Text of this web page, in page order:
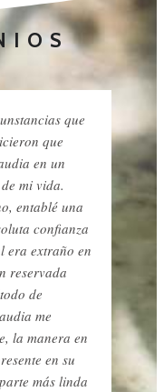
que
que
en un
mi vida.
entablé una
confianza
era extraño en
reservada
de
me
la manera en
en su
más linda